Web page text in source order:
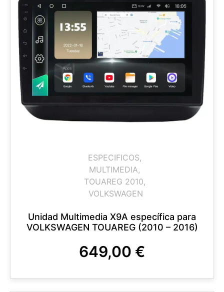
ESPECIFICOS,
MULTIMEDIA,
TOUAREG 2010,
VOLKSWAGEN
Unidad Multimedia X9A específica para
VOLKSWAGEN TOUAREG (2010 – 2016)
649,00 €